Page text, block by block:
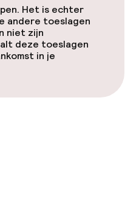
Het is echter
andere toeslagen
niet zijn
deze toeslagen
in je